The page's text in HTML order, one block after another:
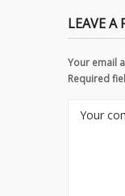
LEAVE A
Your email
Required
Your